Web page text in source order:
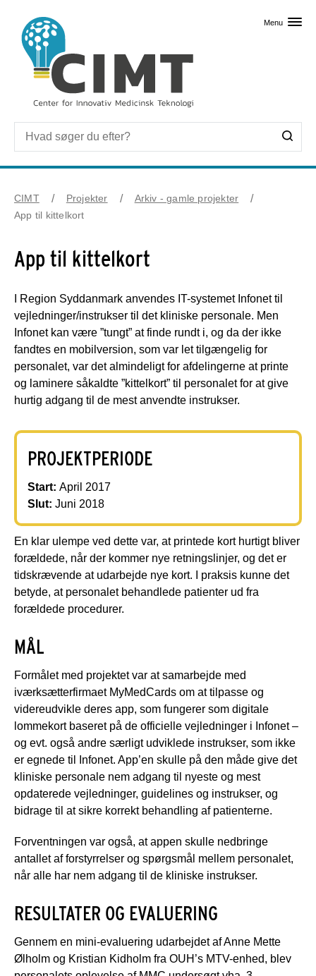
Menu
CIMT Projekter
Arkiv - gamle projekter
App til kittelkort
App til kittelkort
I Region Syddanmark anvendes IT-systemet Infonet til
vejledninger/instrukser til det kliniske personale. Men
Infonet kan være ”tungt” at finde rundt i, og da der ikke
fandtes en mobilversion, som var let tilgængelig for
personalet, var det almindeligt for afdelingerne at printe
og laminere såkaldte ”kittelkort” til personalet for at give
hurtig adgang til de mest anvendte instrukser.
PROJEKTPERIODE
Start: April 2017
Slut: Juni 2018
En klar ulempe ved dette var, at printede kort hurtigt bliver
forældede, når der kommer nye retningslinjer, og det er
tidskrævende at udarbejde nye kort. I praksis kunne det
betyde, at personalet behandlede patienter ud fra
forældede procedurer.
MÅL
Formålet med projektet var at samarbejde med
iværksætterfirmaet MyMedCards om at tilpasse og
videreudvikle deres app, som fungerer som digitale
lommekort baseret på de officielle vejledninger i Infonet –
og evt. også andre særligt udviklede instrukser, som ikke
er egnede til Infonet. App’en skulle på den måde give det
kliniske personale nem adgang til nyeste og mest
opdaterede vejledninger, guidelines og instrukser, og
bidrage til at sikre korrekt behandling af patienterne.
Forventningen var også, at appen skulle nedbringe
antallet af forstyrrelser og spørgsmål mellem personalet,
når alle har nem adgang til de kliniske instrukser.
RESULTATER OG EVALUERING
Gennem en mini-evaluering udarbejdet af Anne Mette
Ølholm og Kristian Kidholm fra OUH’s MTV-enhed, blev